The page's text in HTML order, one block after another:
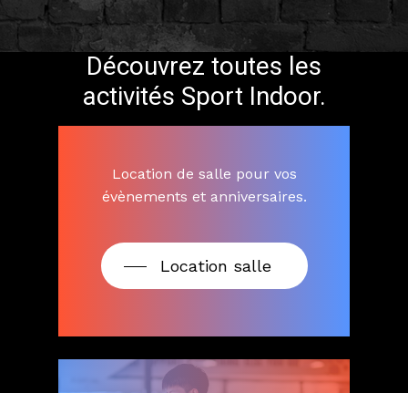
Découvrez toutes les
activités Sport Indoor.
Location de salle pour vos
évènements et anniversaires.
Location salle